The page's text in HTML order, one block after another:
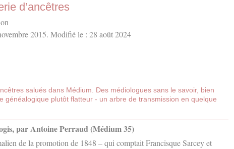
d’ancêtres
2015. Modifié le : 28 août 2024
salués dans Médium. Des médiologues sans le savoir, bien
généalogique plutôt flatteur - un arbre de transmission en quelque
par Antoine Perraud (Médium 35)
de la promotion de 1848 – qui comptait Francisque Sarcey et